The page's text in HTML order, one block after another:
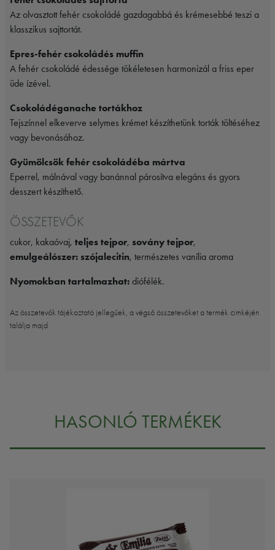
Az olvasztott fehér csokoládé gazdagabbá és krémesebbé teszi a
klasszikus sajttortát.
Epres-fehér csokoládés muffin
A fehér csokoládé édessége tökéletesen harmonizál a friss eper
üde ízével.
Csokoládéganache tortákhoz
Tejszínnel elkeverve selymes krémet készíthetünk torták töltéséhez
vagy bevonásához.
Gyümölcsök fehér csokoládéba mártva
Eperrel, málnával vagy banánnal párosítva elegáns és gyors
desszert készíthető.
ÖSSZETEVŐK
cukor, kakaóvaj, teljes tejpor, sovány tejpor,
emulgeálószer: szójalecitin, természetes vanília aroma
Nyomokban tartalmazhat: diófélék.
Az összetevők tájékoztató jellegűek, a végső összetevőket a termék cimkéjén
találja majd
HASONLÓ TERMÉKEK